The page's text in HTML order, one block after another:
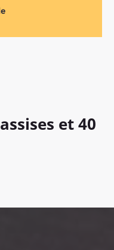
et 40